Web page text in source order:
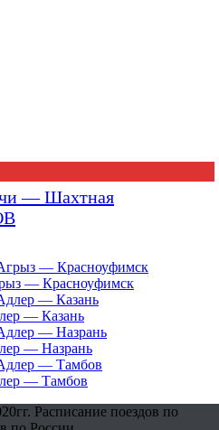
— Шахтная
— Красноуфимск
— Казань
— Назрань
— Тамбов
Расписание поездов по